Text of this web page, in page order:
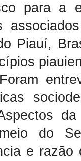
para a
Piauí,
do
e